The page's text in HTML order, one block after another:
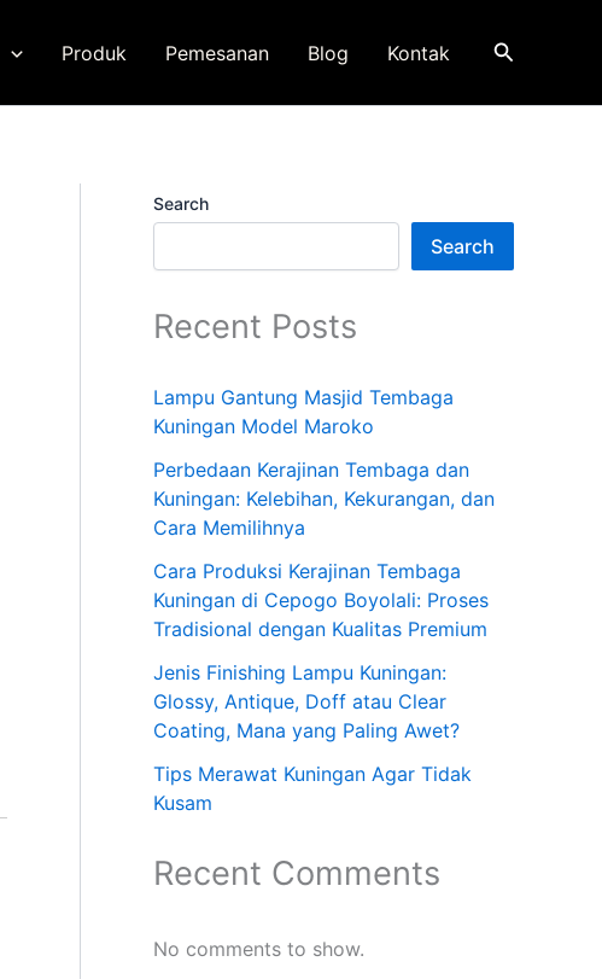
Produk Pemesanan Blog Kontak Search
Search
Search
Recent Posts
Lampu Gantung Masjid Tembaga
Kuningan Model Maroko
Perbedaan Kerajinan Tembaga dan
Kuningan: Kelebihan, Kekurangan, dan
Cara Memilihnya
Cara Produksi Kerajinan Tembaga
Kuningan di Cepogo Boyolali: Proses
Tradisional dengan Kualitas Premium
Jenis Finishing Lampu Kuningan:
Glossy, Antique, Doff atau Clear
Coating, Mana yang Paling Awet?
Tips Merawat Kuningan Agar Tidak
Kusam
Recent Comments
No comments to show.